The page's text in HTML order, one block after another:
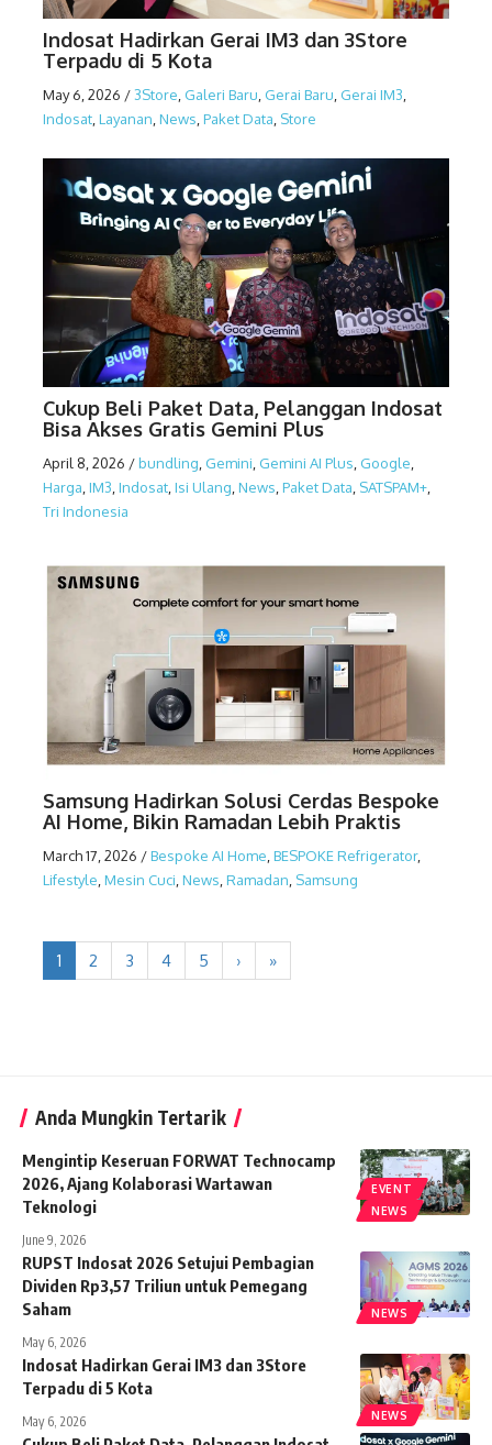
Indosat Hadirkan Gerai IM3 dan 3Store
Terpadu di 5 Kota
May 6, 2026 /3Store Galeri Baru Gerai Baru Gerai IM3
Indosat Layanan News Paket Data Store
Cukup Beli Paket Data, Pelanggan Indosat
Bisa Akses Gratis Gemini Plus
April 8, 2026 /bundling Gemini Gemini AI Plus Google
Harga IM3 Indosat Isi Ulang News Paket Data SATSPAM+
Tri Indonesia
Samsung Hadirkan Solusi Cerdas Bespoke
AI Home, Bikin Ramadan Lebih Praktis
March 17, 2026 /Bespoke AI Home,BESPOKE Refrigerator,
Lifestyle,Mesin Cuci,News,Ramadan, Samsung
1 2 3 4 5 › »
Anda Mungkin Tertarik
EVENT
NEWS
Mengintip Keseruan FORWAT Technocamp
2026, Ajang Kolaborasi Wartawan
Teknologi
June 9, 2026
NEWS
RUPST Indosat 2026 Setujui Pembagian
Dividen Rp3,57 Triliun untuk Pemegang
Saham
May 6, 2026
NEWS
Indosat Hadirkan Gerai IM3 dan 3Store
Terpadu di 5 Kota
May 6, 2026